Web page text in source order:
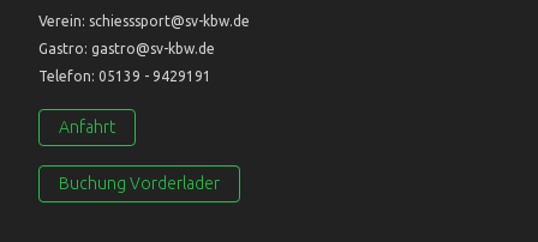
Verein: schiesssport@sv-kbw.de
Gastro: gastro@sv-kbw.de
Telefon: 05139 - 9429191
Anfahrt
Buchung Vorderlader